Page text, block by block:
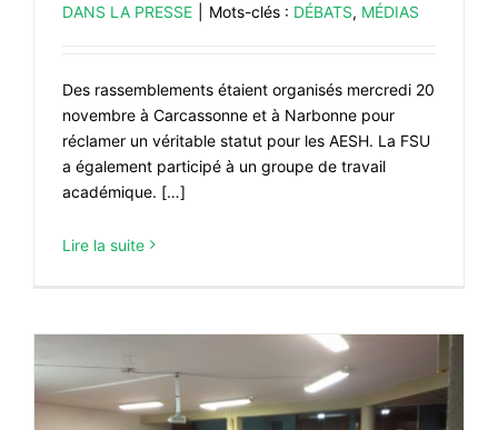
DANS LA PRESSE
Mots-clés : DÉBATS, MÉDIAS
Des rassemblements étaient organisés mercredi 20
novembre à Carcassonne et à Narbonne pour
réclamer un véritable statut pour les AESH. La FSU
a également participé à un groupe de travail
académique. […]
Lire la suite